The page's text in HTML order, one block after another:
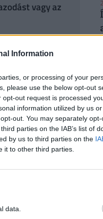
Information
or processing of your
please use the below opt-out
out request is processed
information utilized by us
out. You may separately
parties on the IAB’s list of
by us to third parties on the
it to other third parties.
data.
vagy az
Katalin is
Párthoz.
TV munkatársa